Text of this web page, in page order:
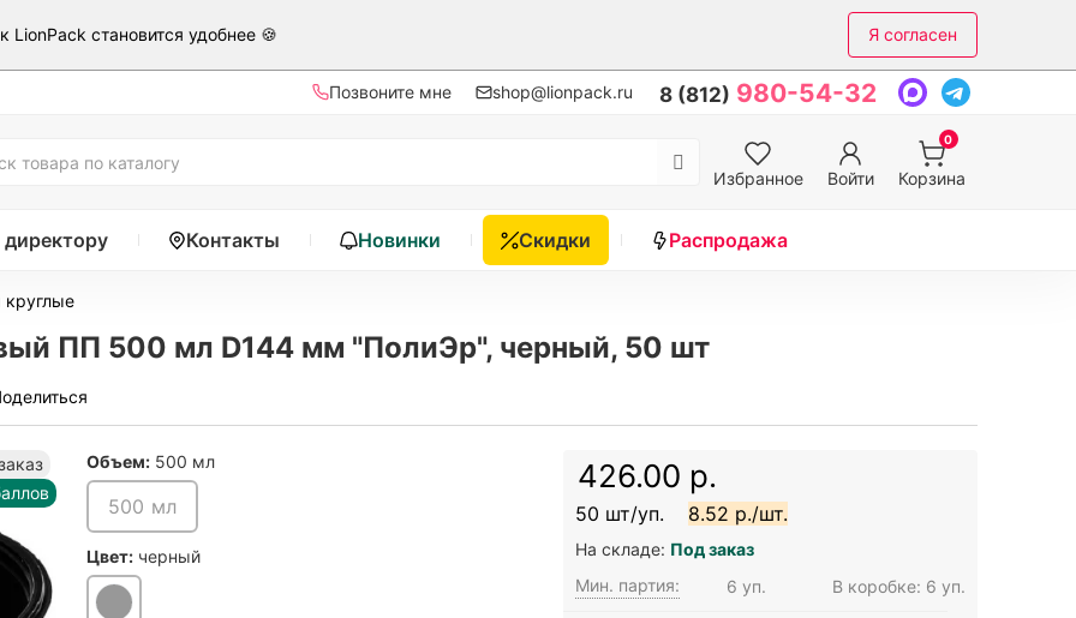
LionPack становится удобнее 🍪 Я согласен
Позвоните мне shop@lionpack.ru 8 (812) 980-54-32
Избранное Войти
0
Корзина
Контакты Новинки Скидки Распродажа
круглые
ПП 500 мл D144 мм "ПолиЭр", черный, 50 шт
Объем: 500 мл
500 мл
Цвет: черный
426.00 р.
50 шт/уп. 8.52 р./шт.
На складе: Под заказ
Мин. партия:
6 уп. В коробке: 6 уп.